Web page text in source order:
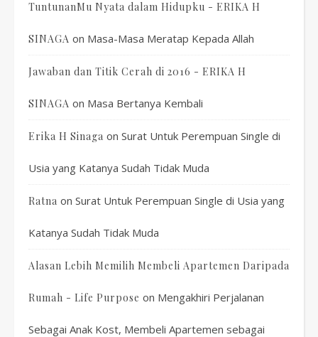
TuntunanMu Nyata dalam Hidupku - ERIKA H
SINAGA on Masa-Masa Meratap Kepada Allah
Jawaban dan Titik Cerah di 2016 - ERIKA H
SINAGA on Masa Bertanya Kembali
Erika H Sinaga on Surat Untuk Perempuan Single di
Usia yang Katanya Sudah Tidak Muda
Ratna on Surat Untuk Perempuan Single di Usia yang
Katanya Sudah Tidak Muda
Alasan Lebih Memilih Membeli Apartemen Daripada
Rumah - Life Purpose on Mengakhiri Perjalanan
Sebagai Anak Kost, Membeli Apartemen sebagai